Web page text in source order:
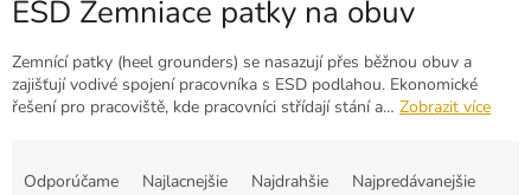
ESD Zemniace patky na obuv
Zemnící patky (heel grounders) se nasazují přes běžnou obuv a
zajišťují vodivé spojení pracovníka s ESD podlahou. Ekonomické
řešení pro pracoviště, kde pracovníci střídají stání a… Zobrazit více
Odporúčame Najlacnejšie Najdrahšie Najpredávanejšie